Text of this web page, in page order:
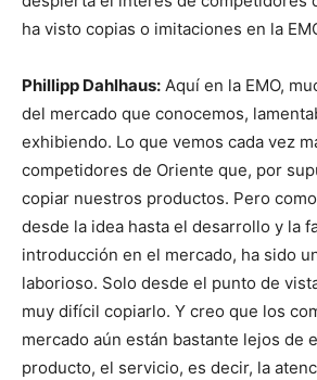
ha visto copias o imitaciones en la
Phillipp Dahlhaus: Aquí en la EMO,
del mercado que conocemos,
exhibiendo. Lo que vemos cada vez
competidores de Oriente que, por
copiar nuestros productos. Pero
desde la idea hasta el desarrollo y la
introducción en el mercado, ha sido
laborioso. Solo desde el punto de
muy difícil copiarlo. Y creo que los
mercado aún están bastante lejos de
producto, el servicio, es decir, la